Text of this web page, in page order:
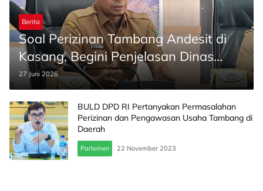
Berita
Soal Perizinan Tambang Andesit di
Kasang, Begini Penjelasan Dinas
ESDM Sumbar
27 Juni 2026
BULD DPD RI Pertanyakan Permasalahan
Perizinan dan Pengawasan Usaha Tambang di
Daerah
Parlemen 22 November 2023